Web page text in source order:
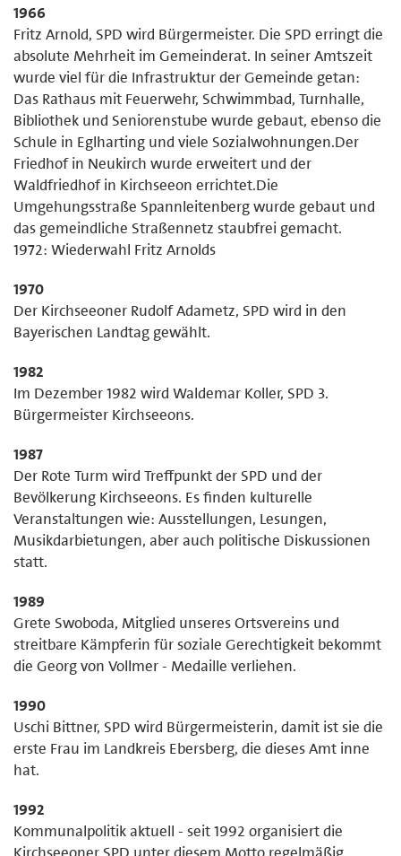
1966
Fritz Arnold, SPD wird Bürgermeister. Die SPD erringt die
absolute Mehrheit im Gemeinderat. In seiner Amtszeit
wurde viel für die Infrastruktur der Gemeinde getan:
Das Rathaus mit Feuerwehr, Schwimmbad, Turnhalle,
Bibliothek und Seniorenstube wurde gebaut, ebenso die
Schule in Eglharting und viele Sozialwohnungen.Der
Friedhof in Neukirch wurde erweitert und der
Waldfriedhof in Kirchseeon errichtet.Die
Umgehungsstraße Spannleitenberg wurde gebaut und
das gemeindliche Straßennetz staubfrei gemacht.
1972: Wiederwahl Fritz Arnolds
1970
Der Kirchseeoner Rudolf Adametz, SPD wird in den
Bayerischen Landtag gewählt.
1982
Im Dezember 1982 wird Waldemar Koller, SPD 3.
Bürgermeister Kirchseeons.
1987
Der Rote Turm wird Treffpunkt der SPD und der
Bevölkerung Kirchseeons. Es finden kulturelle
Veranstaltungen wie: Ausstellungen, Lesungen,
Musikdarbietungen, aber auch politische Diskussionen
statt.
1989
Grete Swoboda, Mitglied unseres Ortsvereins und
streitbare Kämpferin für soziale Gerechtigkeit bekommt
die Georg von Vollmer - Medaille verliehen.
1990
Uschi Bittner, SPD wird Bürgermeisterin, damit ist sie die
erste Frau im Landkreis Ebersberg, die dieses Amt inne
hat.
1992
Kommunalpolitik aktuell - seit 1992 organisiert die
Kirchseeoner SPD unter diesem Motto regelmäßig